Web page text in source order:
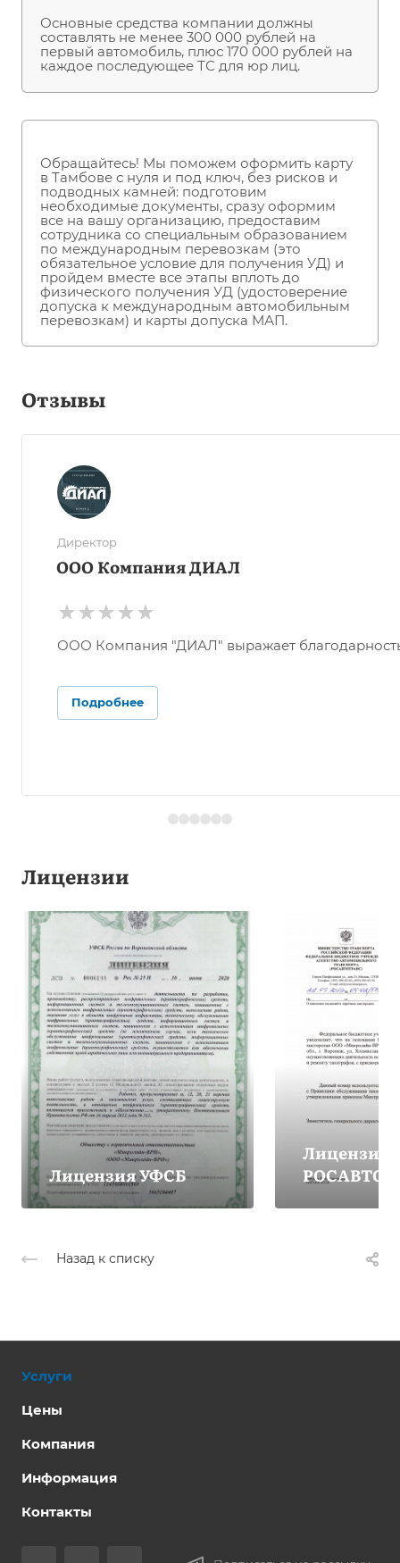
Основные средства компании должны
составлять не менее 300 000 рублей на
первый автомобиль, плюс 170 000 рублей на
каждое последующее ТС для юр лиц.
Обращайтесь! Мы поможем оформить карту
в Тамбове с нуля и под ключ, без рисков и
подводных камней: подготовим
необходимые документы, сразу оформим
все на вашу организацию, предоставим
сотрудника со специальным образованием
по международным перевозкам (это
обязательное условие для получения УД) и
пройдем вместе все этапы вплоть до
физического получения УД (удостоверение
допуска к международным автомобильным
перевозкам) и карты допуска МАП.
Отзывы
Директор
ООО Компания ДИАЛ
ООО Компания "ДИАЛ" выражает
Подробнее
Лицензии
Лицензия УФСБ
Лицензия
Назад к списку
Услуги
Цены
Компания
Информация
Контакты